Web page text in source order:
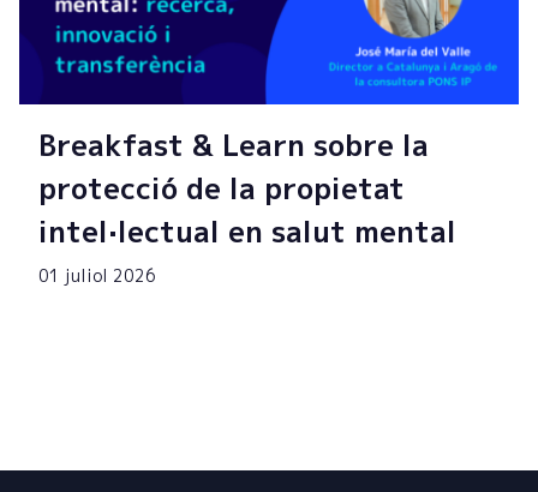
Breakfast & Learn sobre la
protecció de la propietat
intel·lectual en salut mental
01 juliol 2026